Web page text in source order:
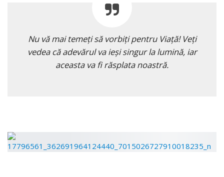
Nu vă mai temeţi să vorbiţi pentru Viaţă! Veţi
vedea că adevărul va ieşi singur la lumină, iar
aceasta va fi răsplata noastră.